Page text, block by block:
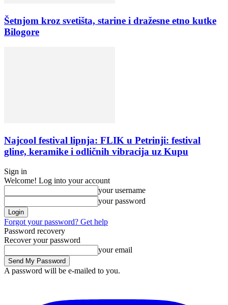
Šetnjom kroz svetišta, starine i dražesne etno kutke
Bilogore
Najcool festival lipnja: FLIK u Petrinji: festival
gline, keramike i odličnih vibracija uz Kupu
Sign in
Welcome! Log into your account
your username
your password
Forgot your password? Get help
Password recovery
Recover your password
your email
A password will be e-mailed to you.